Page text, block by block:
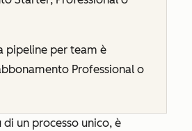
pipeline per team è
Professional o
un processo unico, è